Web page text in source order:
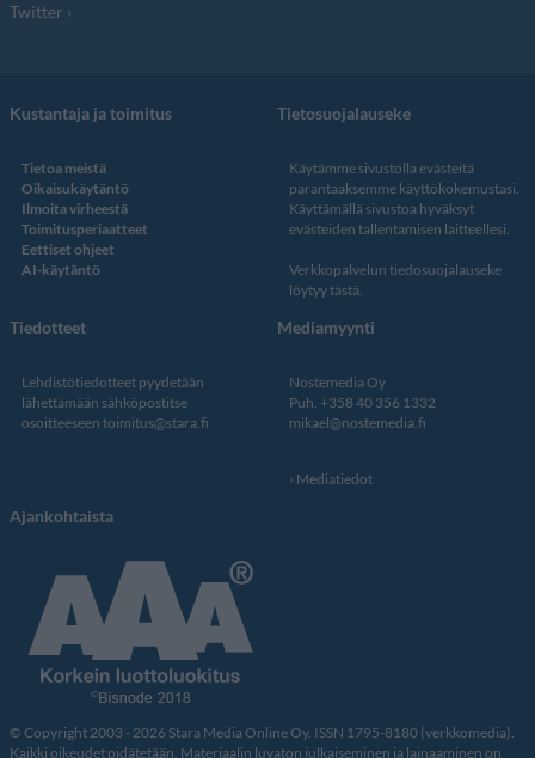
Twitter
Kustantaja ja toimitus
Tietoa meistä
Oikaisukäytäntö
Ilmoita virheestä
Toimitusperiaatteet
Eettiset ohjeet
AI-käytäntö
Tietosuojalauseke
Käytämme sivustolla evästeitä
parantaaksemme käyttökokemustasi.
Käyttämällä sivustoa hyväksyt
evästeiden tallentamisen laitteellesi.
Verkkopalvelun tiedosuojalauseke
löytyy tästä.
Tiedotteet
Lehdistötiedotteet pyydetään
lähettämään sähköpostitse
osoitteeseen toimitus@stara.fi
Mediamyynti
Nostemedia Oy
Puh. +358 40 356 1332
mikael@nostemedia.fi
Mediatiedot
Ajankohtaista
© Copyright 2003 - 2026 Stara Media Online Oy. ISSN 1795-8180 (verkkomedia).
Kaikki oikeudet pidätetään. Materiaalin luvaton julkaiseminen ja lainaaminen on